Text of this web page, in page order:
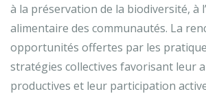
à la préservation de la biodiversité, à
alimentaire des communautés. La
opportunités offertes par les
stratégies collectives favorisant leur
productives et leur participation